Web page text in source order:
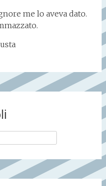
me lo aveva dato.